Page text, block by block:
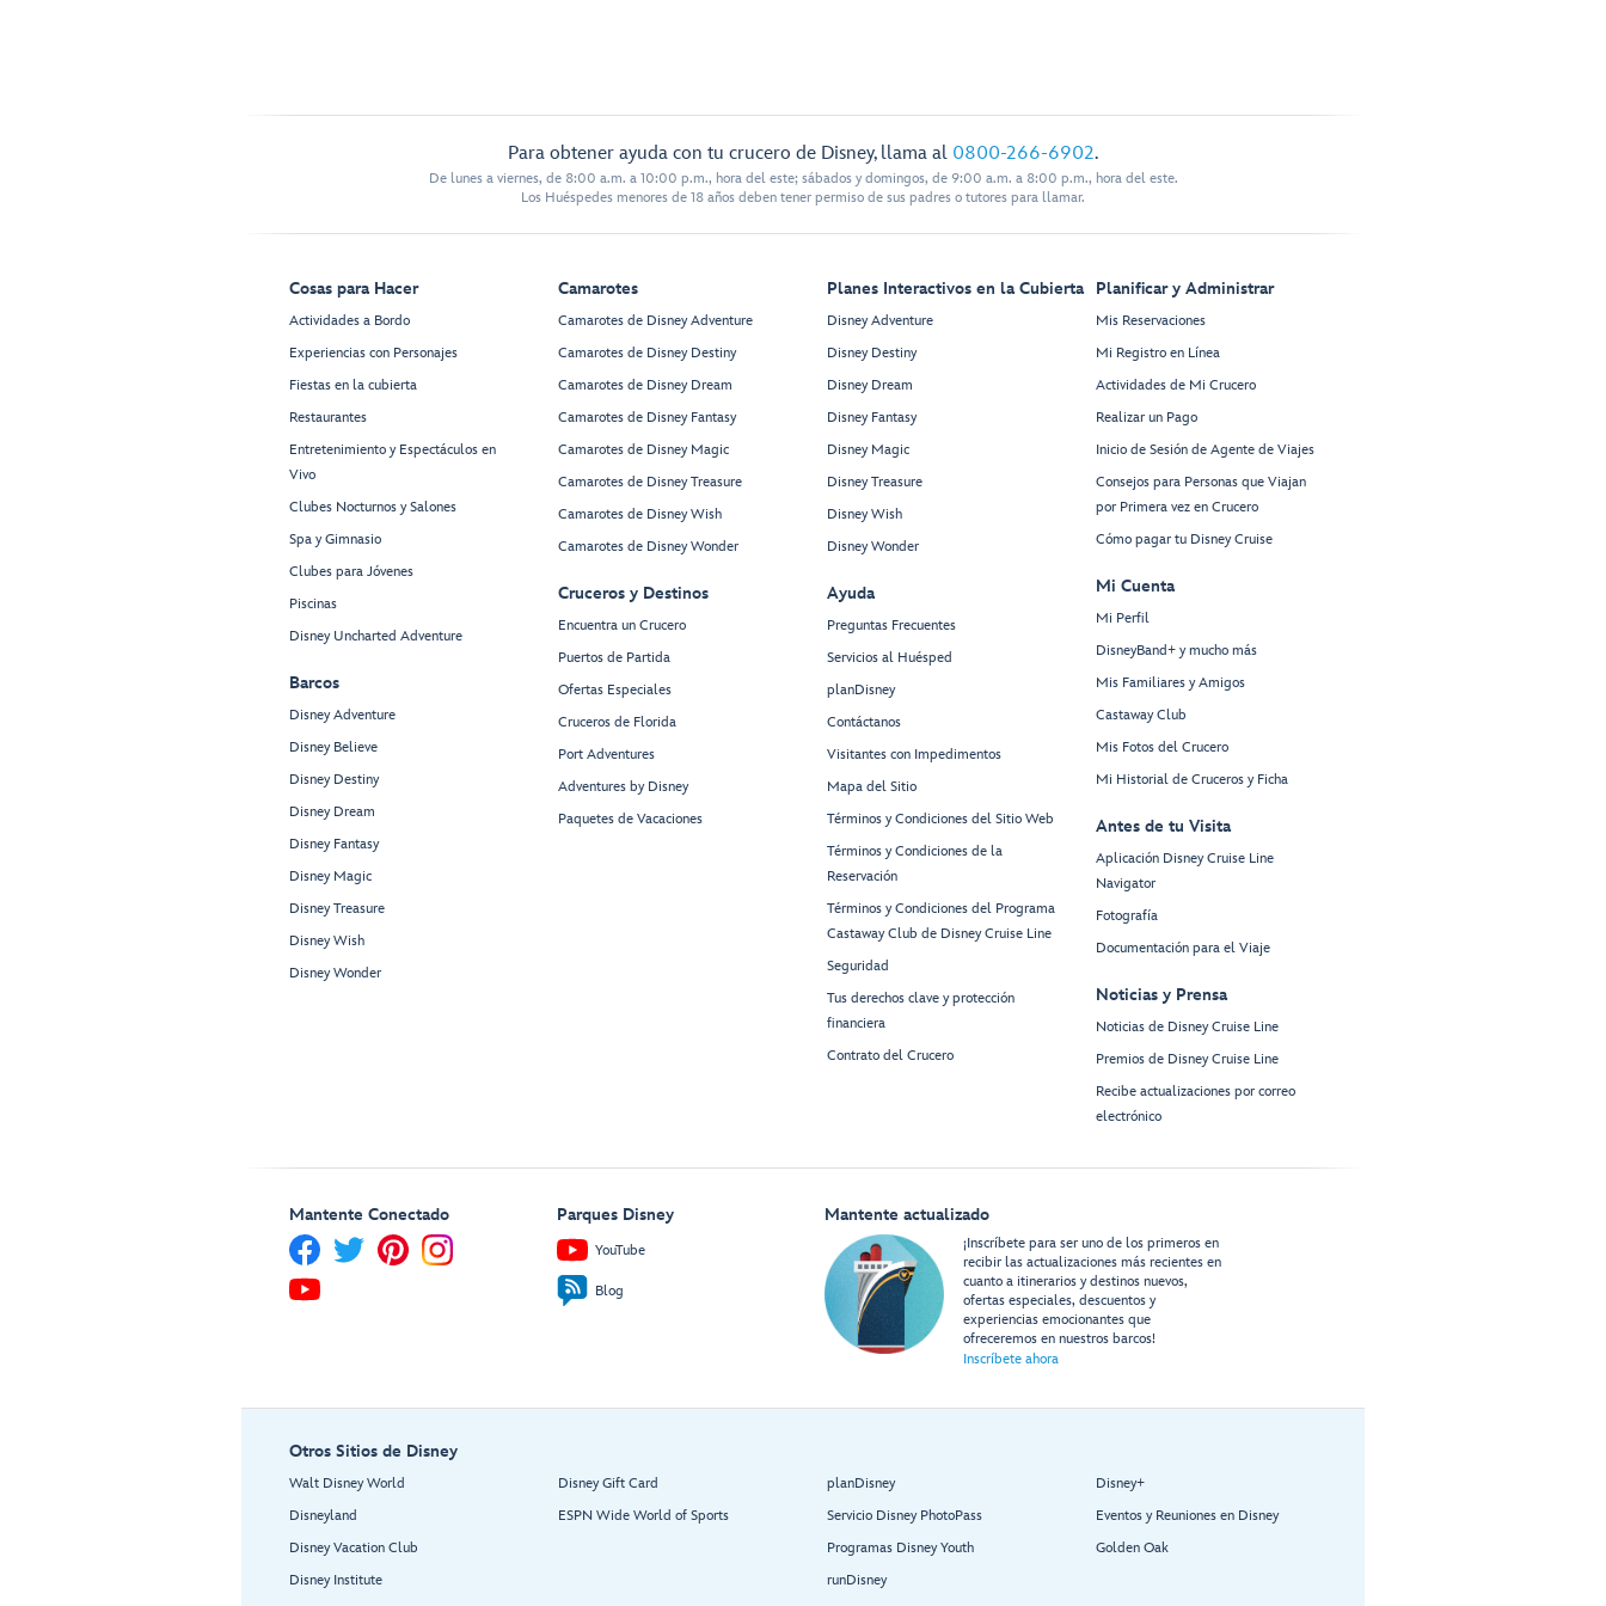
Para obtener ayuda con tu crucero de Disney, llama al 0800-266-6902.
De lunes a viernes, de 8:00 a.m. a 10:00 p.m., hora del este; sábados y domingos, de 9:00 a.m. a 8:00 p.m., hora del este.
Los Huéspedes menores de 18 años deben tener permiso de sus padres o tutores para llamar.
Cosas para Hacer
Actividades a Bordo
Experiencias con Personajes
Fiestas en la cubierta
Restaurantes
Entretenimiento y Espectáculos en
Vivo
Clubes Nocturnos y Salones
Spa y Gimnasio
Clubes para Jóvenes
Piscinas
Disney Uncharted Adventure
Barcos
Disney Adventure
Disney Believe
Disney Destiny
Disney Dream
Disney Fantasy
Disney Magic
Disney Treasure
Disney Wish
Disney Wonder
Camarotes
Camarotes de Disney Adventure
Camarotes de Disney Destiny
Camarotes de Disney Dream
Camarotes de Disney Fantasy
Camarotes de Disney Magic
Camarotes de Disney Treasure
Camarotes de Disney Wish
Camarotes de Disney Wonder
Cruceros y Destinos
Encuentra un Crucero
Puertos de Partida
Ofertas Especiales
Cruceros de Florida
Port Adventures
Adventures by Disney
Paquetes de Vacaciones
Planes Interactivos en la Cubierta
Disney Adventure
Disney Destiny
Disney Dream
Disney Fantasy
Disney Magic
Disney Treasure
Disney Wish
Disney Wonder
Ayuda
Preguntas Frecuentes
Servicios al Huésped
planDisney
Contáctanos
Visitantes con Impedimentos
Mapa del Sitio
Términos y Condiciones del Sitio Web
Términos y Condiciones de la
Reservación
Términos y Condiciones del Programa
Castaway Club de Disney Cruise Line
Seguridad
Tus derechos clave y protección
financiera
Contrato del Crucero
Planificar y Administrar
Mis Reservaciones
Mi Registro en Línea
Actividades de Mi Crucero
Realizar un Pago
Inicio de Sesión de Agente de Viajes
Consejos para Personas que Viajan
por Primera vez en Crucero
Cómo pagar tu Disney Cruise
Mi Cuenta
Mi Perfil
DisneyBand+ y mucho más
Mis Familiares y Amigos
Castaway Club
Mis Fotos del Crucero
Mi Historial de Cruceros y Ficha
Antes de tu Visita
Aplicación Disney Cruise Line
Navigator
Fotografía
Documentación para el Viaje
Noticias y Prensa
Noticias de Disney Cruise Line
Premios de Disney Cruise Line
Recibe actualizaciones por correo
electrónico
Mantente Conectado Parques Disney
YouTube
Blog
Mantente actualizado
¡Inscríbete para ser uno de los primeros en
recibir las actualizaciones más recientes en
cuanto a itinerarios y destinos nuevos,
ofertas especiales, descuentos y
experiencias emocionantes que
ofreceremos en nuestros barcos!
Inscríbete ahora
Otros Sitios de Disney
Walt Disney World
Disneyland
Disney Vacation Club
Disney Institute
Disney Gift Card
ESPN Wide World of Sports
planDisney
Servicio Disney PhotoPass
Programas Disney Youth
runDisney
Disney+
Eventos y Reuniones en Disney
Golden Oak